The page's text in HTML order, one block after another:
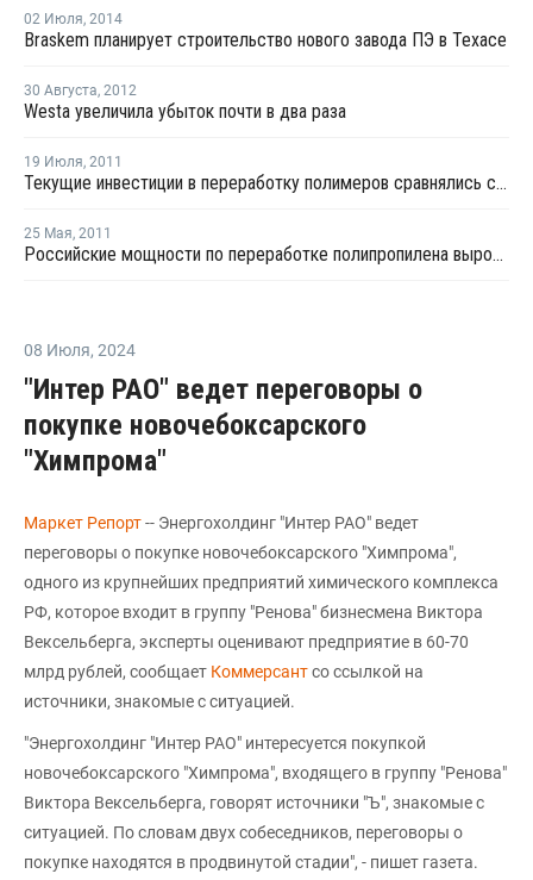
02 Июля, 2014
Braskem планирует строительство нового завода ПЭ в Техасе
30 Августа, 2012
Westa увеличила убыток почти в два раза
19 Июля, 2011
Текущие инвестиции в переработку полимеров сравнялись с уровнем 2010 года
25 Мая, 2011
Российские мощности по переработке полипропилена выросли на 10%
08 Июля, 2024
"Интер РАО" ведет переговоры о
покупке новочебоксарского
"Химпрома"
Маркет Репорт-- Энергохолдинг "Интер РАО" ведет
переговоры о покупке новочебоксарского "Химпрома",
одного из крупнейших предприятий химического комплекса
РФ, которое входит в группу "Ренова" бизнесмена Виктора
Вексельберга, эксперты оценивают предприятие в 60-70
млрд рублей, сообщает Коммерсантсо ссылкой на
источники, знакомые с ситуацией.
"Энергохолдинг "Интер РАО" интересуется покупкой
новочебоксарского "Химпрома", входящего в группу "Ренова"
Виктора Вексельберга, говорят источники "Ъ", знакомые с
ситуацией. По словам двух собеседников, переговоры о
покупке находятся в продвинутой стадии", - пишет газета.